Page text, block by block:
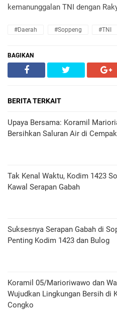
kemanunggalan TNI dengan
#Daerah #Soppeng #TNI
BAGIKAN
BERITA TERKAIT
Upaya Bersama: Koramil
Bersihkan Saluran Air di
Tak Kenal Waktu, Kodim 1423
Kawal Serapan Gabah
Suksesnya Serapan Gabah di
Penting Kodim 1423 dan Bulog
Koramil 05/Marioriwawo dan
Wujudkan Lingkungan Bersih di
Congko